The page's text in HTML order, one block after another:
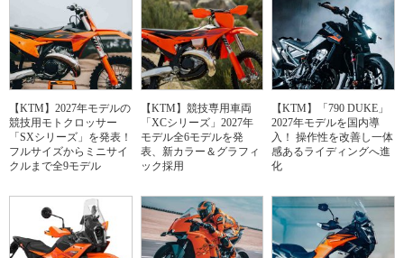
【KTM】2027年モデルの
競技用モトクロッサー
「SXシリーズ」を発表！
フルサイズからミニサイ
クルまで全9モデル
【KTM】競技専用車両
「XCシリーズ」2027年
モデル全6モデルを発
表、新カラー＆グラフィ
ック採用
【KTM】「790 DUKE」
2027年モデルを国内導
入！ 操作性を改善し一体
感あるライディングへ進
化